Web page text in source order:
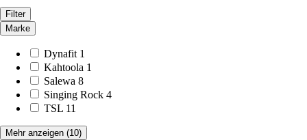
Filter
Marke
Dynafit 1
Kahtoola 1
Salewa 8
Singing Rock 4
TSL 11
Mehr anzeigen (10)